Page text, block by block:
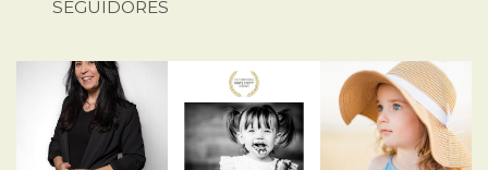
SEGUIDORES